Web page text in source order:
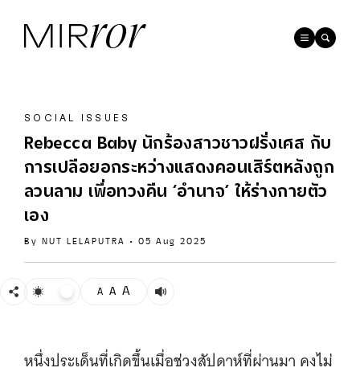
SOCIAL ISSUES
Rebecca Baby นักร้องสาวชาวฝรั่งเศส กับ
การเปลือยอกระหว่างแสดงคอนเสิร์ตหลังถูก
ลวนลาม เพื่อทวงคืน ‘อำนาจ’ ให้ร่างกายตัว
เอง
By NUT LELAPUTRA • 05 Aug 2025
A A A
หนึ่งประเด็นที่เกิดขึ้นเมื่อช่วงสัปดาห์ที่ผ่านมา คงไม่